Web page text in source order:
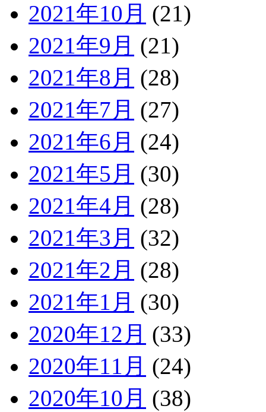
2021年10月 (21)
2021年9月 (21)
2021年8月 (28)
2021年7月 (27)
2021年6月 (24)
2021年5月 (30)
2021年4月 (28)
2021年3月 (32)
2021年2月 (28)
2021年1月 (30)
2020年12月 (33)
2020年11月 (24)
2020年10月 (38)